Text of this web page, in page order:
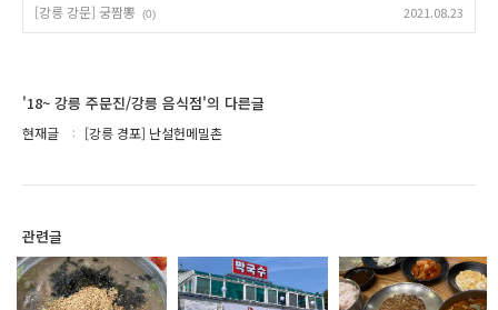
[강릉 강문] 궁짬뽕 (0) 2021.08.23
'18~ 강릉 주문진/강릉 음식점'의 다른글
현재글 [강릉 경포] 난설헌메밀촌
관련글